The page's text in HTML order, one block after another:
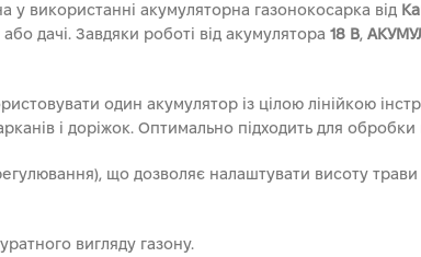
у використанні акумуляторна газонокосарка від
дачі. Завдяки роботі від акумулятора 18 В,
один акумулятор із цілою лінійкою
і доріжок. Оптимально підходить для обробки
що дозволяє налаштувати висоту трави
вигляду газону.